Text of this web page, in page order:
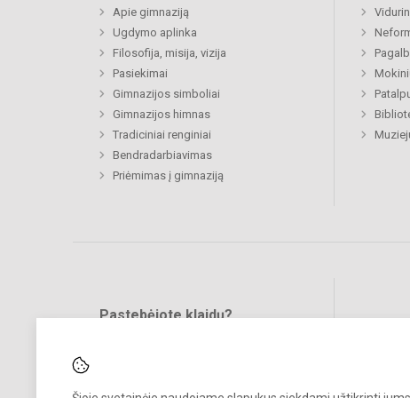
Apie gimnaziją
Ugdymo aplinka
Filosofija, misija, vizija
Pasiekimai
Gimnazijos simboliai
Gimnazijos himnas
Tradiciniai renginiai
Bendradarbiavimas
Priėmimas į gimnaziją
Pastebėjote klaidų?